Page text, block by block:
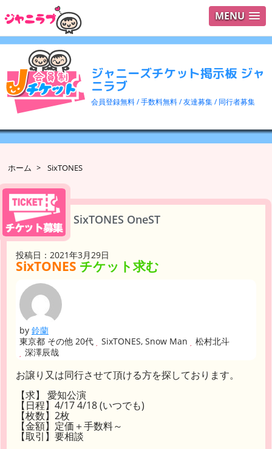
MENU
ジャニーズチケット掲示板 ジャ
ニラブ
会員登録無料 / 手数料無料 / 友達募集 / 同行者募集
ログイ
検索
ホーム > SixTONES
SixTONES OneST
投稿日：2021年3月29日
SixTONES チケット求む
by 鈴蘭
東京都 その他 20代
SixTONES, Snow Man
松村北斗
深澤辰哉
お譲り又は同行させて頂ける方を探しております。
【求】 愛知公演
【日程】4/17 4/18 (いつでも)
【枚数】2枚
【金額】定価＋手数料～
【取引】要相談